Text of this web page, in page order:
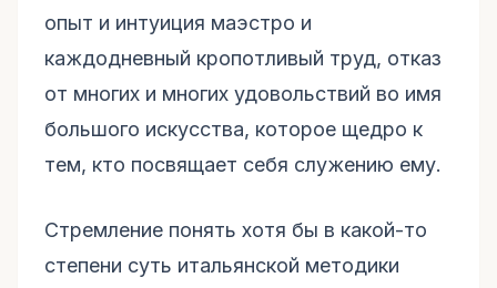
опыт и интуиция маэстро и
каждодневный кропотливый труд, отказ
от многих и многих удовольствий во имя
большого искусства, которое щедро к
тем, кто посвящает себя служению ему.
Стремление понять хотя бы в какой-то
степени суть итальянской методики